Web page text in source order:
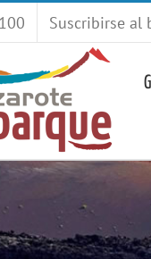
Suscribirse al